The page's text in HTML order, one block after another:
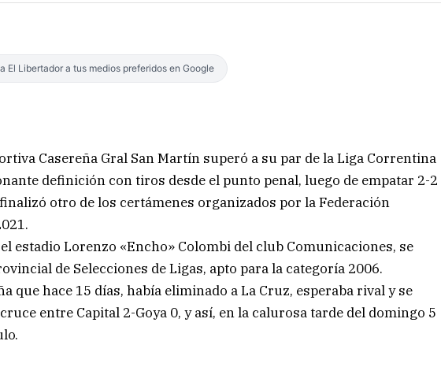
El Libertador a tus medios preferidos en Google
Casereña Gral San Martín superó a su par de la Liga Correntina
definición con tiros desde el punto penal, luego de empatar 2-2
otro de los certámenes organizados por la Federación
estadio Lorenzo «Encho» Colombi del club Comunicaciones, se
de Selecciones de Ligas, apto para la categoría 2006.
que hace 15 días, había eliminado a La Cruz, esperaba rival y se
entre Capital 2-Goya 0, y así, en la calurosa tarde del domingo 5